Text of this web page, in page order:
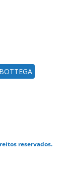
reservados.